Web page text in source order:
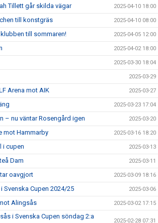
Tillett går skilda vägar 2025-04-10 18:00
till konstgräs 2025-04-10 08:00
till sommaren! 2025-04-05 12:00
2025-04-02 18:00
2025-03-30 18:04
2025-03-29
Arena mot AIK 2025-03-27
2025-03-23 17:04
– nu väntar Rosengård igen 2025-03-20
mot Hammarby 2025-03-16 18:20
i cupen 2025-03-13
Dam 2025-03-11
oavgjort 2025-03-09 18:16
Svenska Cupen 2024/25 2025-03-06
Alingsås 2025-03-02 17:15
i Svenska Cupen söndag 2:a
2025-02-28 07:31